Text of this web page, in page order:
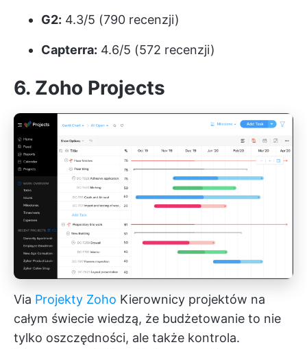
G2: 4.3/5 (790 recenzji)
Capterra: 4.6/5 (572 recenzji)
6. Zoho Projects
Via Projekty Zoho Kierownicy projektów na
całym świecie wiedzą, że budżetowanie to nie
tylko oszczędności, ale także kontrola.